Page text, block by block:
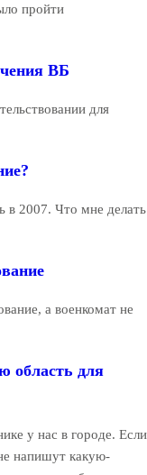
пройти
ВБ
для
в 2007. Что мне делать
а военкомат не
область для
у нас в городе. Если
напишут какую-